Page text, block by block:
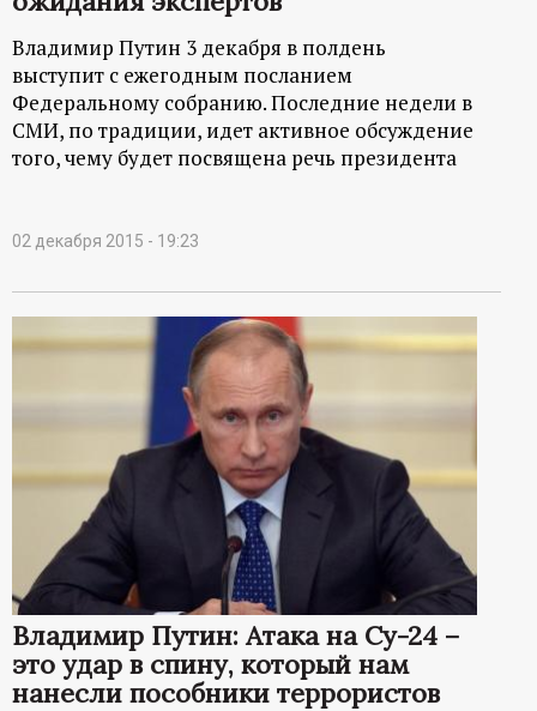
Владимир Путин 3 декабря в полдень
выступит с ежегодным посланием
Федеральному собранию. Последние недели в
СМИ, по традиции, идет активное обсуждение
того, чему будет посвящена речь президента
02 декабря 2015 - 19:23
Владимир Путин: Атака на Су-24 –
это удар в спину, который нам
нанесли пособники террористов